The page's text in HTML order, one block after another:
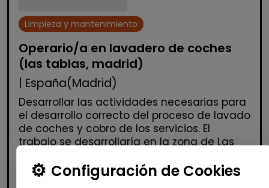
Limpieza y mantenimiento
Operario/a en lavadero de coches
(las tablas, madrid)
| España(Madrid)
Desarrollar las actividades necesarias para
el desarrollo correcto del proceso de lavado
de coches y cobro de los servicios. El
trabajo se desarrollaría en la zona de Las
Configuración de Cookies